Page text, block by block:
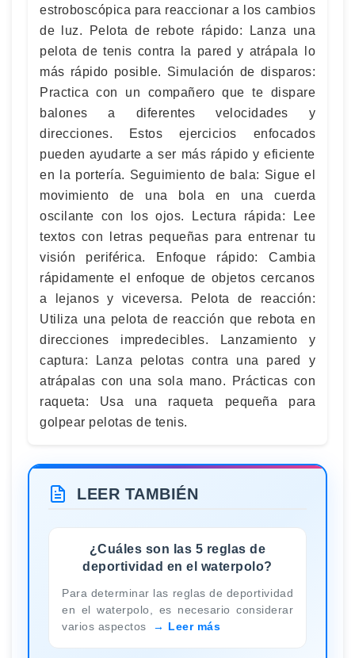
estroboscópica para reaccionar a los cambios
de luz. Pelota de rebote rápido: Lanza una
pelota de tenis contra la pared y atrápala lo
más rápido posible. Simulación de disparos:
Practica con un compañero que te dispare
balones a diferentes velocidades y
direcciones. Estos ejercicios enfocados
pueden ayudarte a ser más rápido y eficiente
en la portería. Seguimiento de bala: Sigue el
movimiento de una bola en una cuerda
oscilante con los ojos. Lectura rápida: Lee
textos con letras pequeñas para entrenar tu
visión periférica. Enfoque rápido: Cambia
rápidamente el enfoque de objetos cercanos
a lejanos y viceversa. Pelota de reacción:
Utiliza una pelota de reacción que rebota en
direcciones impredecibles. Lanzamiento y
captura: Lanza pelotas contra una pared y
atrápalas con una sola mano. Prácticas con
raqueta: Usa una raqueta pequeña para
golpear pelotas de tenis.
LEER TAMBIÉN
¿Cuáles son las 5 reglas de
deportividad en el waterpolo?
Para determinar las reglas de deportividad
en el waterpolo, es necesario considerar
varios aspectos
Leer más